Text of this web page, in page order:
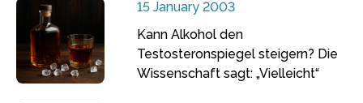
15 January 2003
Kann Alkohol den
Testosteronspiegel steigern? Die
Wissenschaft sagt: „Vielleicht“